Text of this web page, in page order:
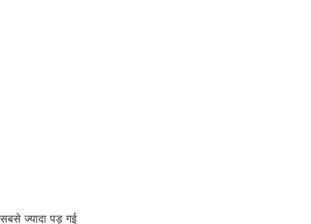
सबसे ज्यादा पड़ गई